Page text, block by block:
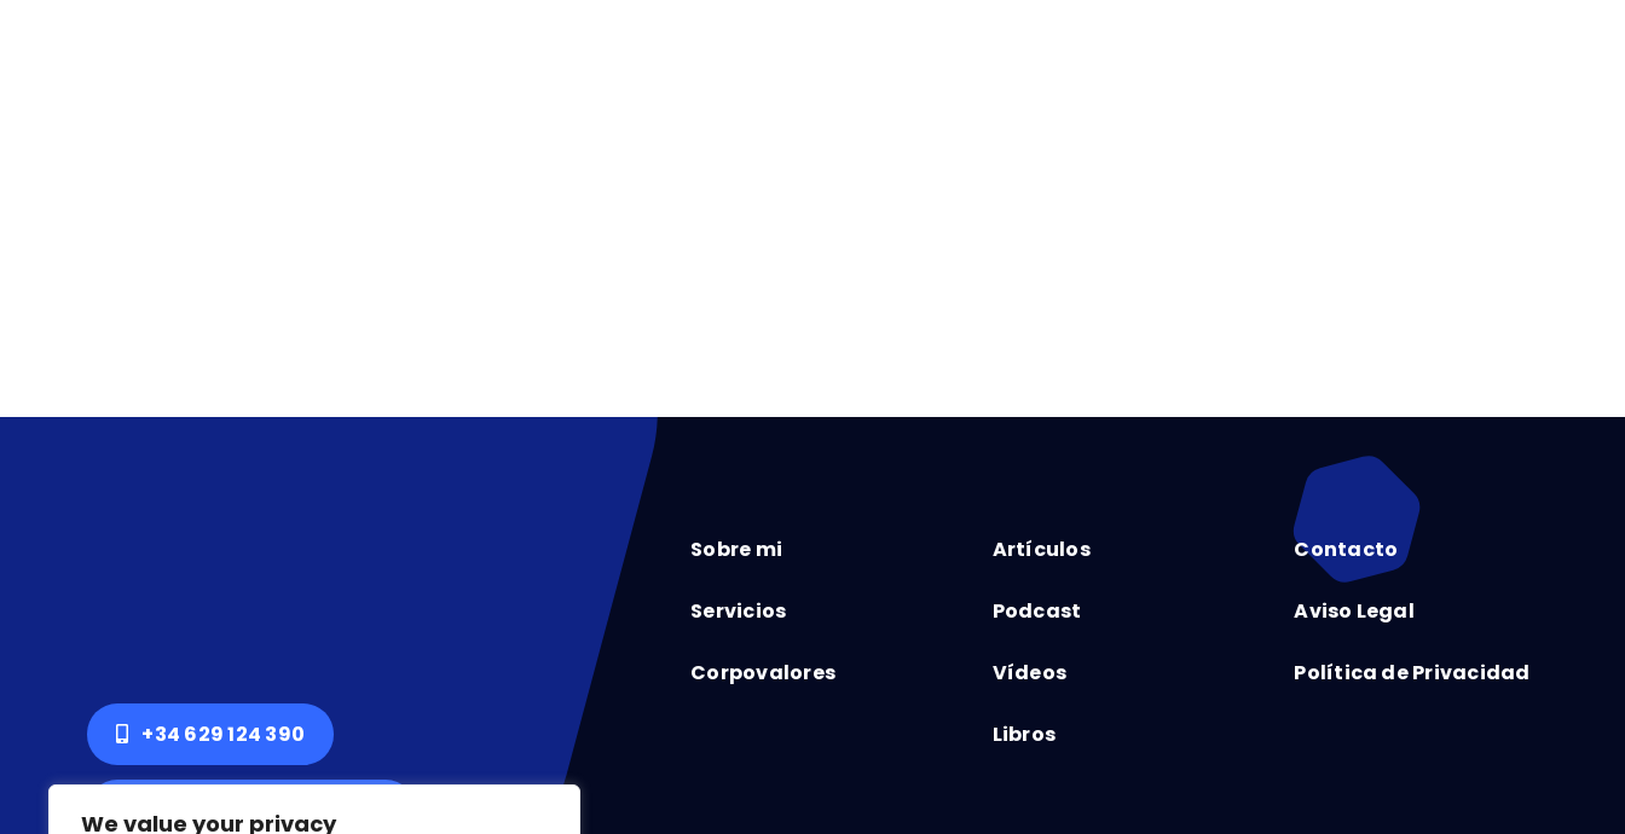
We value your privacy
+34 629 124 390
surarte@conetica.org
Sobre mi
Servicios
Corpovalores
Artículos
Podcast
Vídeos
Libros
Contacto
Aviso Legal
Política de Privacidad